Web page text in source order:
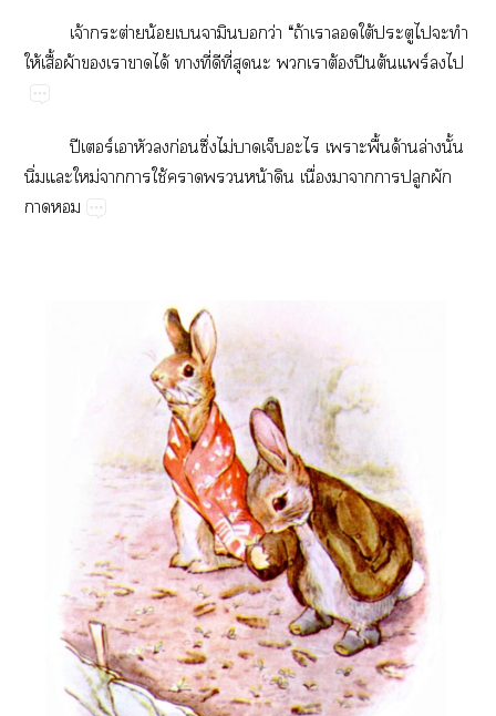
จ้​ต่​น้​​​​ว่​“​ถ้​​​ใต้​​​​​
ให้​ื้​ผ้​​​​ได้​​ี่​​ี่​​​​​ต้​ปี​ต้ร์​
ปี​ร์​​​​ก่​ึ่​ไม่​​​​​ื้​ด้​ล่​ั้​
ิ่​​ม่​​​ใช้​​​น้​​ื่​​​​​​
​